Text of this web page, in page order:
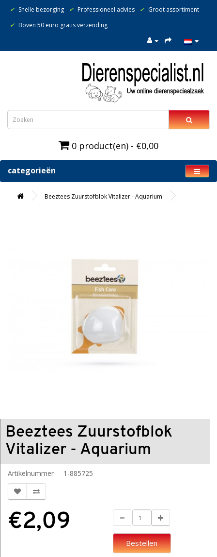
✔ Snelle bezorging ✔ Professioneel advies ✔ Groot assortiment
✔ Boven 50 euro gratis verzending
0 product(en) - €0,00
categorieën
Beeztees Zuurstofblok Vitalizer - Aquarium
Beeztees Zuurstofblok
Vitalizer - Aquarium
Artikelnummer 1-885725
€2,09
Bestellen